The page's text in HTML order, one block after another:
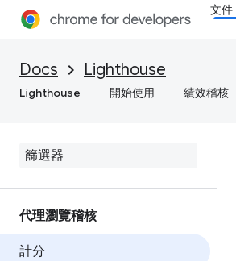
文件
Docs Lighthouse
Lighthouse 開始使用 績效稽核
代理瀏覽稽核
計分